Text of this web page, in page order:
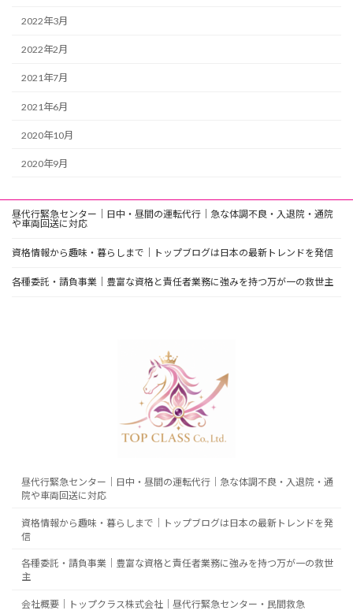
2022年3月
2022年2月
2021年7月
2021年6月
2020年10月
2020年9月
昼代行緊急センター｜日中・昼間の運転代行｜急な体調不良・入退院・通院
や車両回送に対応
資格情報から趣味・暮らしまで｜トップブログは日本の最新トレンドを発信
各種委託・請負事業｜豊富な資格と責任者業務に強みを持つ万が一の救世主
昼代行緊急センター｜日中・昼間の運転代行｜急な体調不良・入退院・通
院や車両回送に対応
資格情報から趣味・暮らしまで｜トップブログは日本の最新トレンドを発
信
各種委託・請負事業｜豊富な資格と責任者業務に強みを持つ万が一の救世
主
会社概要｜トップクラス株式会社｜昼代行緊急センター・民間救急